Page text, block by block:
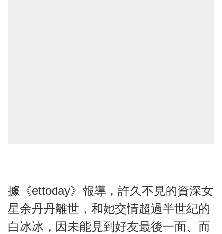
據《ettoday》報導，許久不見的資深女
星余丹丹離世，和她交情超過半世紀的
白冰冰，因未能見到好友最後一面、而